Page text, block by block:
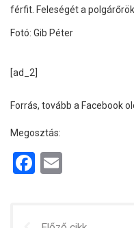
férfit. Feleségét a
Fotó: Gib Péter
[ad_2]
Forrás, tovább a Facebook
Megosztás:
F